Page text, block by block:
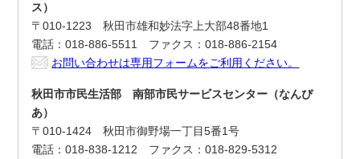
ス）
〒010-1223 秋田市雄和妙法字上大部48番地1
電話：018-886-5511 ファクス：018-886-2154
お問い合わせは専用フォームをご利用ください。
秋田市市民生活部 南部市民サービスセンター（なんぴ
あ）
〒010-1424 秋田市御野場一丁目5番1号
電話：018-838-1212 ファクス：018-829-5312